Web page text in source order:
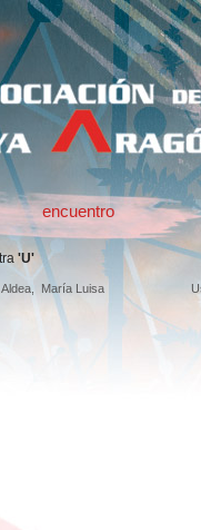
encuentro
'U'
María Luisa